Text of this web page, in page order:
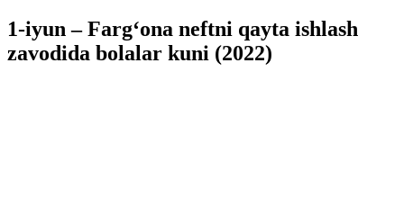
1-iyun – Farg‘ona neftni qayta ishlash
zavodida bolalar kuni (2022)